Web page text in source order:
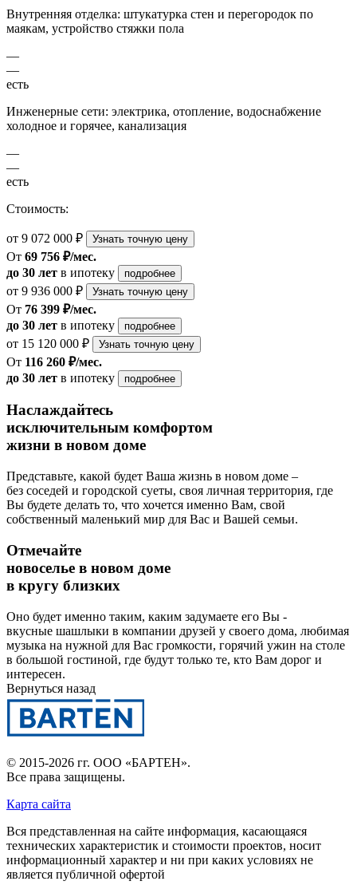
Внутренняя отделка: штукатурка стен и перегородок по
маякам, устройство стяжки пола
—
—
есть
Инженерные сети: электрика, отопление, водоснабжение
холодное и горячее, канализация
—
—
есть
Стоимость:
от 9 072 000 ₽ Узнать точную цену
От 69 756 ₽/мес.
до 30 лет в ипотеку подробнее
от 9 936 000 ₽ Узнать точную цену
От 76 399 ₽/мес.
до 30 лет в ипотеку подробнее
от 15 120 000 ₽ Узнать точную цену
От 116 260 ₽/мес.
до 30 лет в ипотеку подробнее
Наслаждайтесь
исключительным комфортом
жизни в новом доме
Представьте, какой будет Ваша жизнь в новом доме –
без соседей и городской суеты, своя личная территория, где
Вы будете делать то, что хочется именно Вам, свой
собственный маленький мир для Вас и Вашей семьи.
Отмечайте
новоселье в новом доме
в кругу близких
Оно будет именно таким, каким задумаете его Вы -
вкусные шашлыки в компании друзей у своего дома, любимая
музыка на нужной для Вас громкости, горячий ужин на столе
в большой гостиной, где будут только те, кто Вам дорог и
интересен.
Вернуться назад
© 2015-2026 гг. ООО «БАРТЕН».
Все права защищены.
Карта сайта
Вся представленная на сайте информация, касающаяся
технических характеристик и стоимости проектов, носит
информационный характер и ни при каких условиях не
является публичной офертой